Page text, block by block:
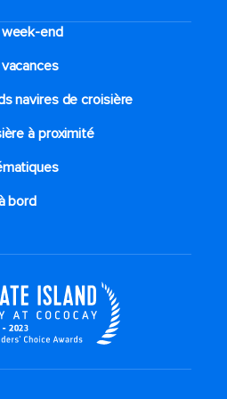
end
navires de croisière
à proximité
bord​